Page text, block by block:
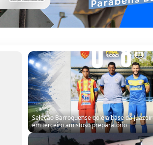
Seleção Barroquense goleia base da
em terceiro amistoso preparatório